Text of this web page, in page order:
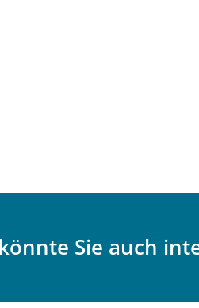
Sie auch